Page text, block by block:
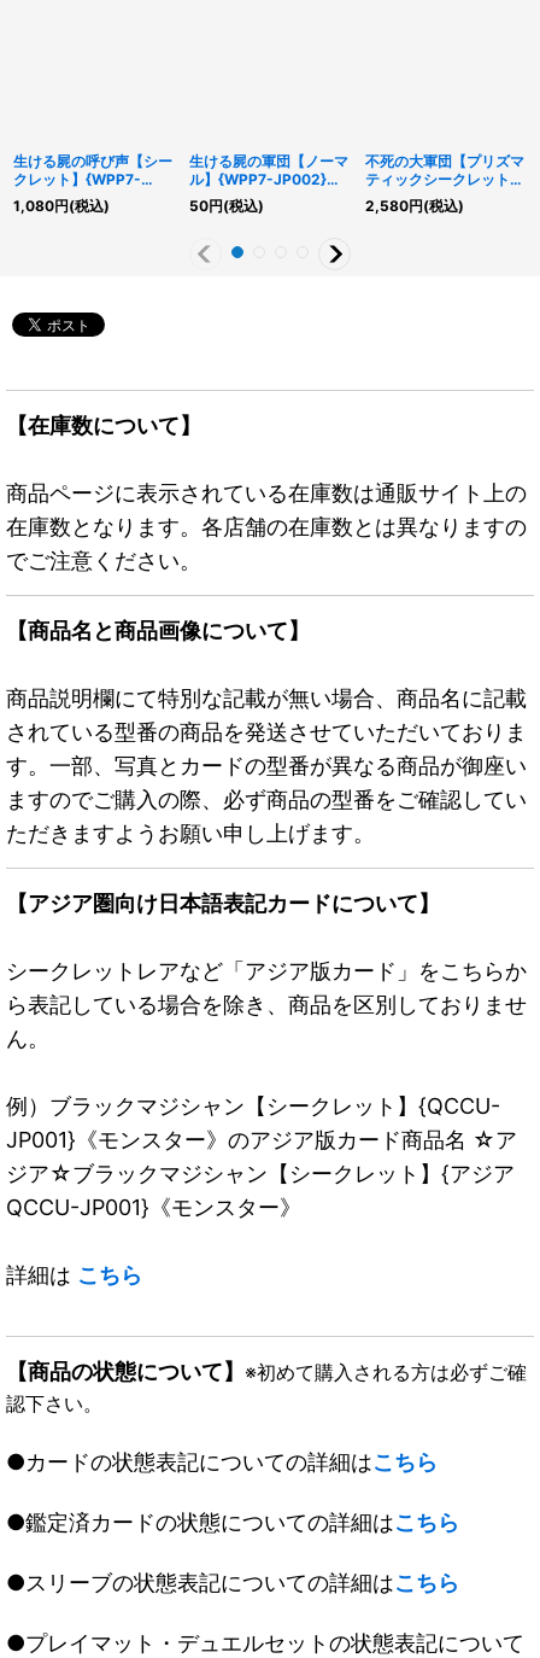
生ける屍の呼び声【シー
クレット】{WPP7-
JP007}《魔法》
1,080円(税込)
生ける屍の軍団【ノーマ
ル】{WPP7-JP002}
《モンスター》
50円(税込)
不死の大軍団【プリズマ
ティックシークレット】
{WPP7-JP006}《エク
シーズ》
2,580円(税込)
【在庫数について】
商品ページに表示されている在庫数は通販サイト上の
在庫数となります。各店舗の在庫数とは異なりますの
でご注意ください。
【商品名と商品画像について】
商品説明欄にて特別な記載が無い場合、商品名に記載
されている型番の商品を発送させていただいておりま
す。一部、写真とカードの型番が異なる商品が御座い
ますのでご購入の際、必ず商品の型番をご確認してい
ただきますようお願い申し上げます。
【アジア圏向け日本語表記カードについて】
シークレットレアなど「アジア版カード」をこちらか
ら表記している場合を除き、商品を区別しておりませ
ん。
例）ブラックマジシャン【シークレット】{QCCU-
JP001}《モンスター》のアジア版カード商品名 ☆ア
ジア☆ブラックマジシャン【シークレット】{アジア
QCCU-JP001}《モンスター》
詳細は こちら
【商品の状態について】 ※初めて購入される方は必ずご確
認下さい。
●カードの状態表記についての詳細はこちら
●鑑定済カードの状態についての詳細はこちら
●スリーブの状態表記についての詳細はこちら
●プレイマット・デュエルセットの状態表記について